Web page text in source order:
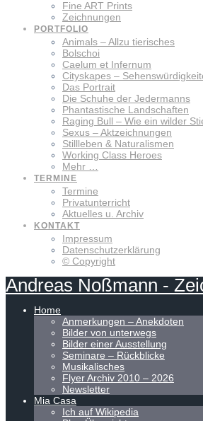
Fine ART Prints
Zeichnungen
PORTFOLIO
Animals – Allzu tierisches
Bolschoi
Caelum et Infernum
Cityskapes –
Das Portrait
Die Schuhe der Jedermanns
Phantastische Landschaften
Raging Bull – Wie ein wilder
Sexus – Aktzeichnungen
Stillleben & Naturalismen
Working Class Heroes
Mehr …
TERMINE
Termine
Privatunterricht
Aktuelles u. Archiv
KONTAKT
Impressum
Datenschutzerklärung
© Copyright
Andreas Noßmann -
Home
Anmerkungen – Anekdoten
Bilder von unterwegs
Bilder einer Ausstellung
Seminare – Rückblicke
Musikalisches
Flyer Archiv 2010 – 2026
Newsletter
Mia Casa
Ich auf Wikipedia